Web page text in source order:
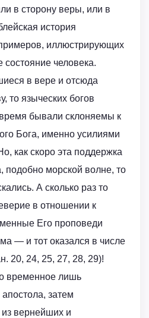
в сторону веры, или в
история
иллюстрирующих
состояние человека.
в вере и отсюда
то языческих богов
бывали склоняемы к
Бога, именно усилиями
как скоро эта поддержка
подобно морской волне, то
А сколько раз то
в отношении к
Его проповеди
— и тот оказался в числе
20, 24, 25, 27, 28, 29)!
временное лишь
апостола, затем
вернейших и